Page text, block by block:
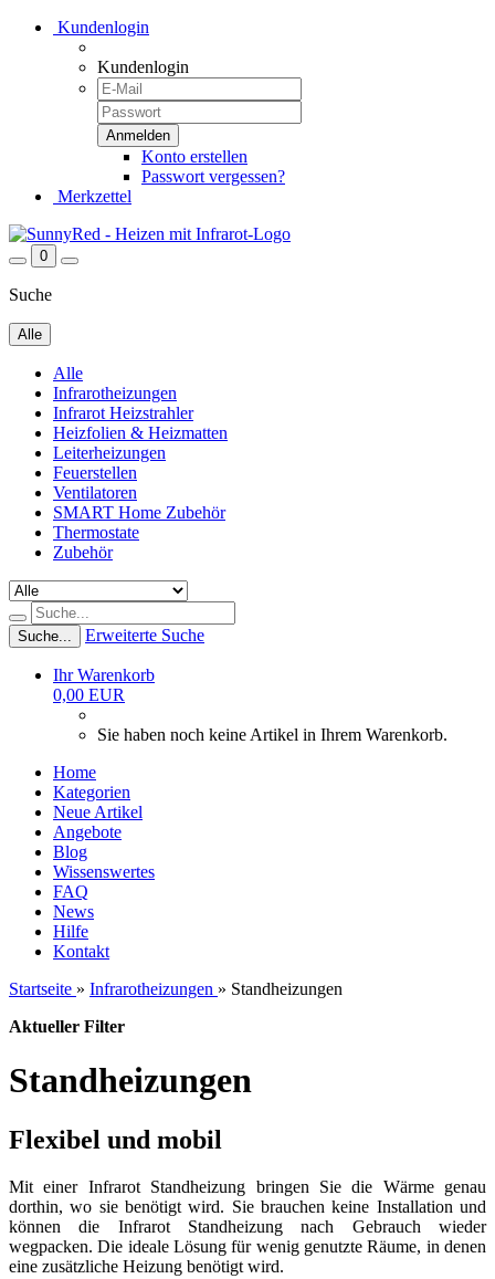
Kundenlogin
Kundenlogin
Konto erstellen
Passwort vergessen?
Merkzettel
0
Suche
Alle
Alle
Infrarotheizungen
Infrarot Heizstrahler
Heizfolien & Heizmatten
Leiterheizungen
Feuerstellen
Ventilatoren
SMART Home Zubehör
Thermostate
Zubehör
Suche... Erweiterte Suche
Ihr Warenkorb
0,00 EUR
Sie haben noch keine Artikel in Ihrem Warenkorb.
Home
Kategorien
Neue Artikel
Angebote
Blog
Wissenswertes
FAQ
News
Hilfe
Kontakt
Startseite » Infrarotheizungen » Standheizungen
Aktueller Filter
Standheizungen
Flexibel und mobil
Mit einer Infrarot Standheizung bringen Sie die Wärme genau
dorthin, wo sie benötigt wird. Sie brauchen keine Installation und
können die Infrarot Standheizung nach Gebrauch wieder
wegpacken. Die ideale Lösung für wenig genutzte Räume, in denen
eine zusätzliche Heizung benötigt wird.